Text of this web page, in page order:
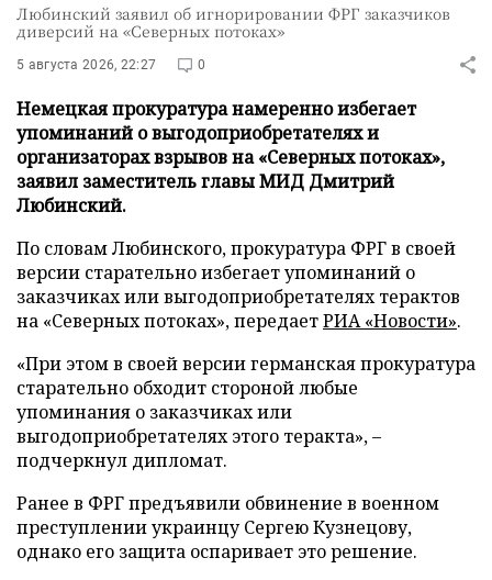
Любинский заявил об игнорировании ФРГ заказчиков
диверсий на «Северных потоках»
5 августа 2026, 22:27 0
Немецкая прокуратура намеренно избегает
упоминаний о выгодоприобретателях и
организаторах взрывов на «Северных потоках»,
заявил заместитель главы МИД Дмитрий
Любинский.
По словам Любинского, прокуратура ФРГ в своей
версии старательно избегает упоминаний о
заказчиках или выгодоприобретателях терактов
на «Северных потоках», передаетРИА «Новости».
«При этом в своей версии германская прокуратура
старательно обходит стороной любые
упоминания о заказчиках или
выгодоприобретателях этого теракта», –
подчеркнул дипломат.
Ранее в ФРГ предъявили обвинение в военном
преступлении украинцу Сергею Кузнецову,
однако его защита оспаривает это решение.